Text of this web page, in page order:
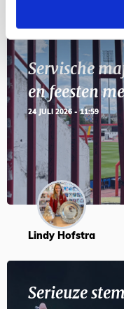
Servische
en feesten
24 JULI 2026 - 11:59
Lindy Hofstra
Serieuze